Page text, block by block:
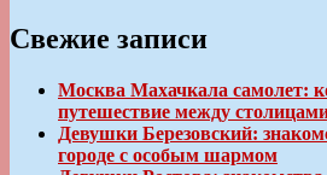
Свежие записи
Москва Махачкала самолет:
путешествие между
Девушки Березовский:
городе с особым шармом